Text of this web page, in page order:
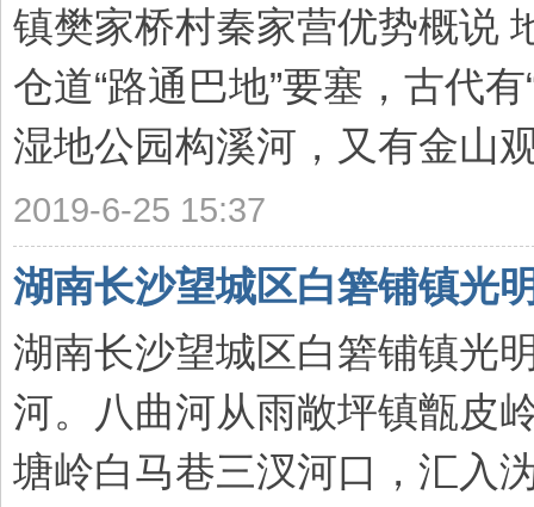
镇樊家桥村秦家营优势概说
仓道“路通巴地”要塞，古代
湿地公园构溪河，又有金山
2019-6-25 15:37
湖南长沙望城区白箬铺镇光
湖南长沙望城区白箬铺镇光
河。八曲河从雨敞坪镇甑皮
塘岭白马巷三汊河口，汇入